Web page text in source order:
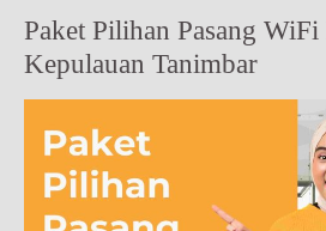
Paket Pilihan Pasang
Kepulauan Tanimbar